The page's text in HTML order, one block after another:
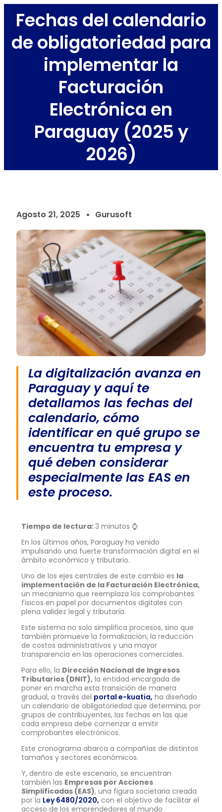
Fechas del calendario
de obligatoriedad para
implementar la
Facturación
Electrónica en
Paraguay (2025 y
2026)
Agosto 21, 2025 Gurusoft
La digitalización avanza en
Paraguay y aquí te
detallamos las fechas del
calendario, cómo
identificar en qué grupo se
encuentra tu empresa y
qué deben considerar
especialmente las EAS en
este proceso.
Tiempo de lectura:3 minutos ⌚
En los últimos años, Paraguay ha venido
impulsando una fuerte transformación digital en el
ámbito económico y tributario.
Uno de los ejes centrales de este cambio es la
implementación de la Facturación Electrónica,
un mecanismo que reemplaza los comprobantes
físicos en papel por documentos digitales con
plena validez legal y tributaria.
Este sistema no solo simplifica procesos, sino que
también promueve la formalización, la reducción
de costos administrativos y una mayor
transparencia en las operaciones comerciales.
Para ello, la Dirección Nacional de Ingresos
Tributarios (DNIT), la entidad encargada de
poner en marcha esta transición de manera
gradual, a través del portal e-kuatia, ha diseñado
un calendario de obligatoriedad que determina, por
grupos de contribuyentes, las fechas en las que
cada empresa debe comenzar a emitir
comprobantes electrónicos.
Este cronograma abarca a compañías de distintos
tamaños y sectores económicos.
Y, dentro de este escenario, se encuentran
también las Empresas por Acciones
Simplificadas (EAS), una figura societaria creada
por la Ley 6480/2020, con el objetivo de facilitar el
acceso de los emprendedores al mundo